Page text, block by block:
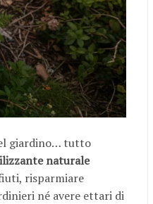
giardino… tutto
naturale
risparmiare
né avere ettari di